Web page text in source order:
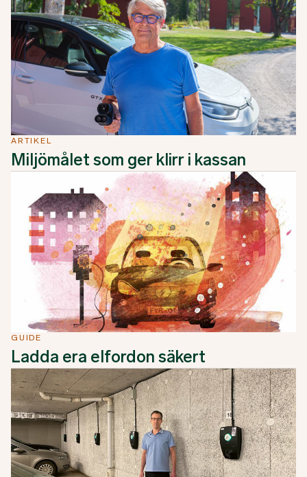
ARTIKEL
Miljömålet som ger klirr i kassan
GUIDE
Ladda era elfordon säkert